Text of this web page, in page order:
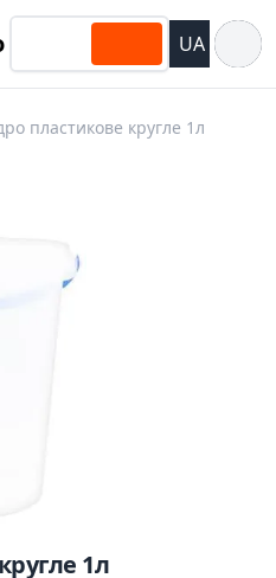
UA
пластикове кругле 1л
1л